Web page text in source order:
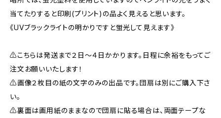
当てたりすると印刷(プリント)の品よく見えると思います。
《UVブラックライトの明かりですと蛍光して見えます》
⚠️こちらは発送まで２日～４日かかります。日程に余裕をもってご
注文お願いいたします！
⚠️画像２枚目の紙の文字のみの出品です。団扇は別にご購入下さ
い。
⚠️裏面は画用紙のままなので団扇に貼る場合は、両面テープな